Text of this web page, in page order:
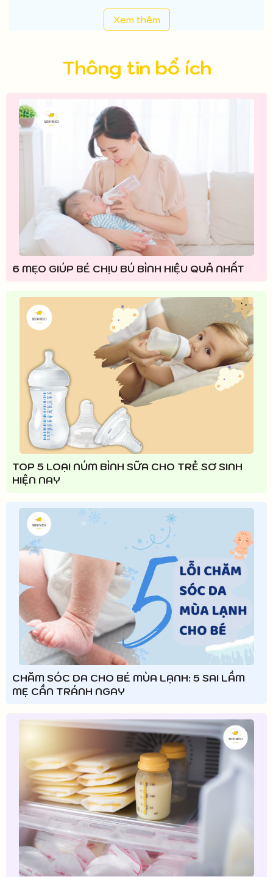
Xem thêm
Thông tin bổ ích
6 MẸO GIÚP BÉ CHỊU BÚ BÌNH HIỆU QUẢ NHẤT
TOP 5 LOẠI NÚM BÌNH SỮA CHO TRẺ SƠ SINH
HIỆN NAY
CHĂM SÓC DA CHO BÉ MÙA LẠNH: 5 SAI LẦM
MẸ CẦN TRÁNH NGAY